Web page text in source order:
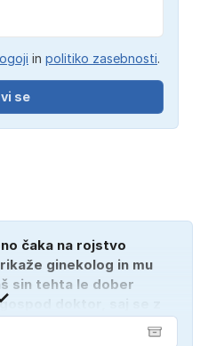
in politiko zasebnosti.
se
čaka na rojstvo
ginekolog in mu
sin tehta le dober
doktor, saj se z